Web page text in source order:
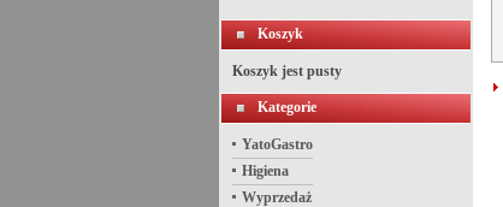
Koszyk
Koszyk jest pusty
Kategorie
YatoGastro
Higiena
Wyprzedaż